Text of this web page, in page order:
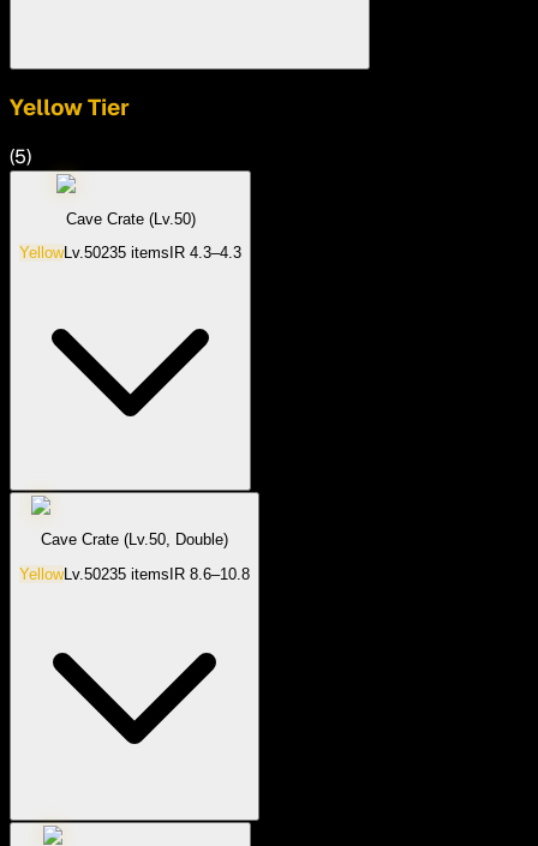
YellowTier
(5)
Cave Crate (Lv.50)
YellowLv.50235 items IR 4.3–4.3
Cave Crate (Lv.50, Double)
YellowLv. 50235 itemsIR 8.6–10.8